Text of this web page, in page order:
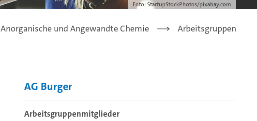
Foto: StartupStockPhotos/pixabay.com
Anorganische und Angewandte Chemie
Arbeitsgruppen
AG Burger
Arbeitsgruppenmitglieder